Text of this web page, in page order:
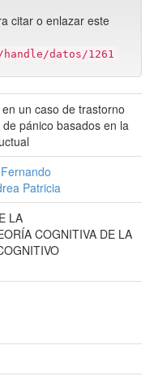
citar o enlazar este
datos/1261
un caso de trastorno
pánico basados en la
Patricia
LA
COGNITIVA DE LA